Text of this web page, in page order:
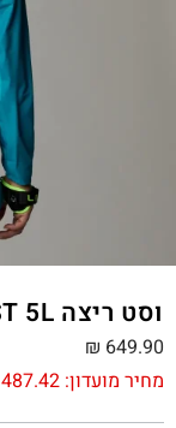
וסט ריצה SUMMIT RUN VEST 5L
מחיר מועדון: 487.42
₪ 649.90